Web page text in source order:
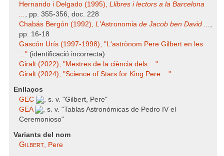
Hernando i Delgado (1995), Llibres i lectors a la Barcelona
... , pp. 355-356, doc. 228
Chabás Bergón (1992), L'Astronomia de Jacob ben David ... ,
pp. 16-18
Gascón Urís (1997-1998), "L'astrònom Pere Gilbert en les
..." (identificació incorrecta)
Giralt (2022), "Mestres de la ciència dels ..."
Giralt (2024), "Science of Stars for King Pere ..."
Enllaços
GEC
, s. v. "Gilbert, Pere"
GEA
, s. v. "Tablas Astronómicas de Pedro IV el
Ceremonioso"
Variants del nom
Gilbert, Pere